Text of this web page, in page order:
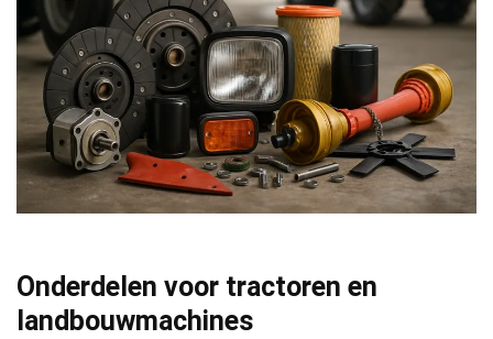
Onderdelen voor tractoren en
landbouwmachines